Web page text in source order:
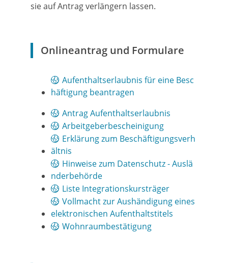
sie auf Antrag verlängern lassen.
Onlineantrag und Formulare
Aufenthaltserlaubnis für eine Besc
häftigung beantragen
Antrag Aufenthaltserlaubnis
Arbeitgeberbescheinigung
Erklärung zum Beschäftigungsverh
ältnis
Hinweise zum Datenschutz - Auslä
nderbehörde
Liste Integrationskursträger
Vollmacht zur Aushändigung eines
elektronischen Aufenthaltstitels
Wohnraumbestätigung